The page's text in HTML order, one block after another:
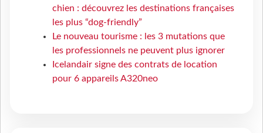
chien : découvrez les destinations françaises
les plus “dog-friendly”
Le nouveau tourisme : les 3 mutations que
les professionnels ne peuvent plus ignorer
Icelandair signe des contrats de location
pour 6 appareils A320neo